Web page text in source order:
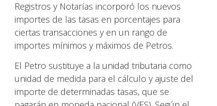
Registros y Notarías incorporó los nuevos
importes de las tasas en porcentajes para
ciertas transacciones y en un rango de
importes mínimos y máximos de Petros.
El Petro sustituye a la unidad tributaria como
unidad de medida para el cálculo y ajuste del
importe de determinadas tasas, que se